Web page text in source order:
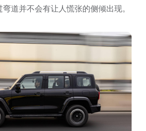
道并不会有让人慌张的侧倾出现。